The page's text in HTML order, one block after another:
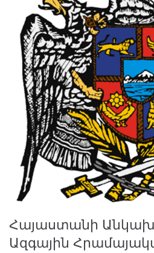
Հայաստանի
Ազգային